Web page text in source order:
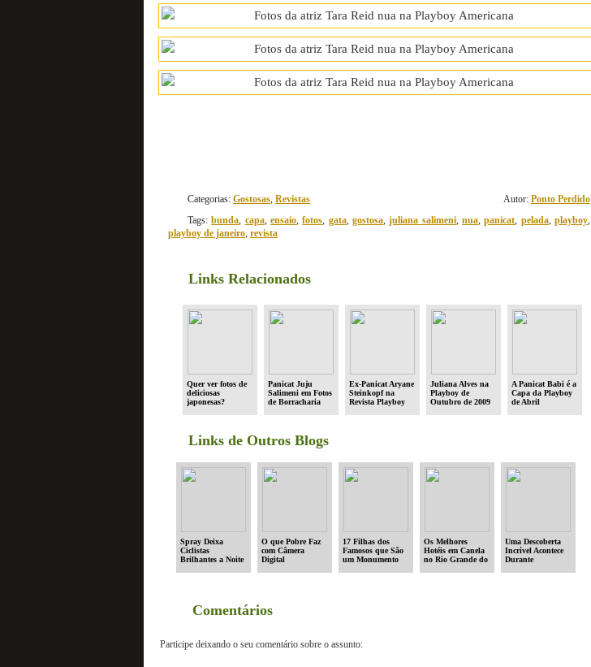
Categorias: Gostosas, Revistas Autor: Ponto Perdido
Tags:bunda, capa,ensaio,fotos, gata,gostosa,juliana salimeni,nua,panicat, pelada,playboy,
playboy de janeiro, revista
Links Relacionados
Quer ver fotos de
deliciosas
japonesas?
Panicat Juju
Salimeni em Fotos
de Borracharia
Ex-Panicat Aryane
Steinkopf na
Revista Playboy
Juliana Alves na
Playboy de
Outubro de 2009
A Panicat Babi é a
Capa da Playboy
de Abril
Links de Outros Blogs
Spray Deixa
Ciclistas
Brilhantes a Noite
O que Pobre Faz
com Câmera
Digital
17 Filhas dos
Famosos que São
um Monumento
Os Melhores
Hotéis em Canela
no Rio Grande do
Uma Descoberta
Incrível Acontece
Durante
Comentários
Participe deixando o seu comentário sobre o assunto: